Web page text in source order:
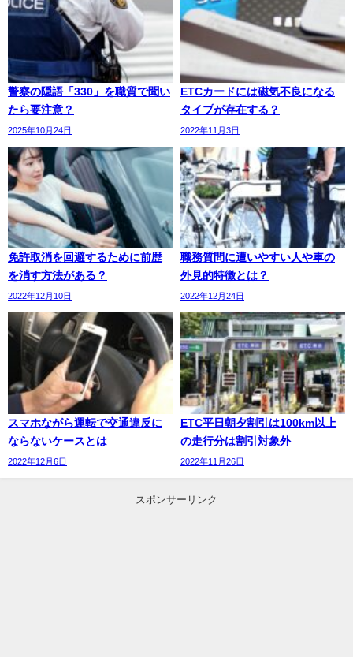
警察の隠語「330」を職質で聞い
たら要注意？
2025年10月24日
ETCカードには磁気不良になる
タイプが存在する？
2022年11月3日
免許取消を回避するために前歴
を消す方法がある？
2022年12月10日
職務質問に遭いやすい人や車の
外見的特徴とは？
2022年12月24日
スマホながら運転で交通違反に
ならないケースとは
2022年12月6日
ETC平日朝夕割引は100km以上
の走行分は割引対象外
2022年11月26日
スポンサーリンク